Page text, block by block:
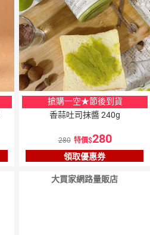
搶購一空★節後到貨
香蒜吐司抹醬 240g
280 特價 280
領取優惠券
大買家網路量販店